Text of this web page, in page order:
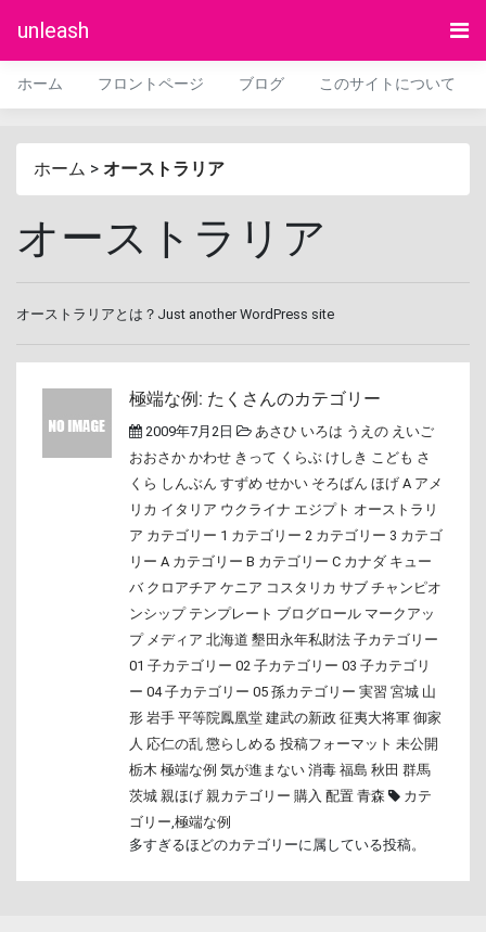
unleash
ホーム フロントページ ブログ このサイトについて
ホーム > オーストラリア
オーストラリア
オーストラリアとは？Just another WordPress site
極端な例: たくさんのカテゴリー
2009年7月2日 あさひ いろは うえの えいご
おおさか かわせ きって くらぶ けしき こども さ
くら しんぶん すずめ せかい そろばん ほげ A アメ
リカ イタリア ウクライナ エジプト オーストラリ
ア カテゴリー 1 カテゴリー 2 カテゴリー 3 カテゴ
リー A カテゴリー B カテゴリー C カナダ キュー
バ クロアチア ケニア コスタリカ サブ チャンピオ
ンシップ テンプレート ブログロール マークアッ
プ メディア 北海道 墾田永年私財法 子カテゴリー
01 子カテゴリー 02 子カテゴリー 03 子カテゴリ
ー 04 子カテゴリー 05 孫カテゴリー 実習 宮城 山
形 岩手 平等院鳳凰堂 建武の新政 征夷大将軍 御家
人 応仁の乱 懲らしめる 投稿フォーマット 未公開
栃木 極端な例 気が進まない 消毒 福島 秋田 群馬
茨城 親ほげ 親カテゴリー 購入 配置 青森
カテ
ゴリー,極端な例
多すぎるほどのカテゴリーに属している投稿。